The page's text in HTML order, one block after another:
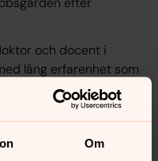
Om
och docent i
lång erfarenhet som
teologiska högskola.
kyrkan, och har
Eriksson är
böcker om